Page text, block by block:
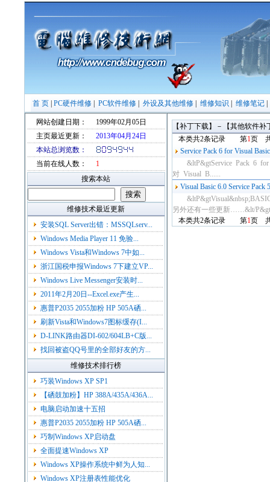
首 页 PC硬件维修 PC软件维修 外设及其他维修 维修知识 维修笔记
网站创建日期：
1999年02月05日
主页最近更新：
2013年04月24日
本站总浏览数：
当前在线人数：
1
搜索本站
维修技术最近更新
安装SQL Server出错：MSSQLserv...
Windows Media Player 11 免验...
Windows Vista和Windows 7中如...
浙江国税申报Windows 7下建立VP...
Windows Live Messenger安装时...
2011年2月20日--Excel.exe产生...
惠普P2035 2055加粉 HP 505A硒...
刷新Vista和Windows7图标缓存(I...
D-LINK路由器DI-602/604LB+C版...
找回被盗QQ号里的全部好友的方...
维修技术排行榜
巧装Windows XP SP1
【硒鼓加粉】HP 388A/435A/436A...
电脑启动加速十五招
惠普P2035 2055加粉 HP 505A硒...
巧制Windows XP启动盘
全面提速Windows XP
Windows XP操作系统中鲜为人知...
Windows XP注册表性能优化
【补丁下载】－【其他软件补
本类共2条记录 第1页
Service Pack 6 for Visual
&ltP&gtService Pack 6 for
对 Visual B......
Visual Basic 6.0 Service Pack 5
另外还有一些更新……&lt/
本类共2条记录 第1页